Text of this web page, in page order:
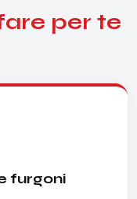
per te
furgoni